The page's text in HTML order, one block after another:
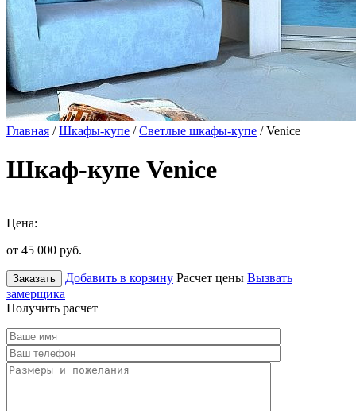
Главная /Шкафы-купе /Светлые шкафы-купе / Venice
Шкаф-купе Venice
Цена:
от 45 000 руб.
Заказать Добавить в корзину Расчет цены Вызвать
замерщика
Получить расчет